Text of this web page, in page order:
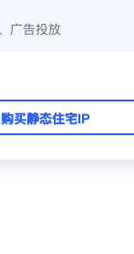
广告投放
购买静态住宅IP